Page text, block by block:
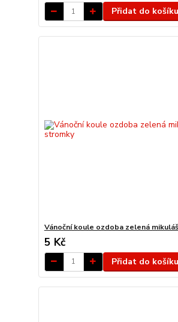
Přidat do košíku
Vánoční koule ozdoba zelená
5 Kč
Přidat do košíku